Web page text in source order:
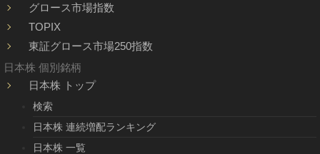
グロース市場指数
TOPIX
東証グロース市場250指数
日本株 個別銘柄
日本株 トップ
検索
日本株 連続増配ランキング
日本株 一覧